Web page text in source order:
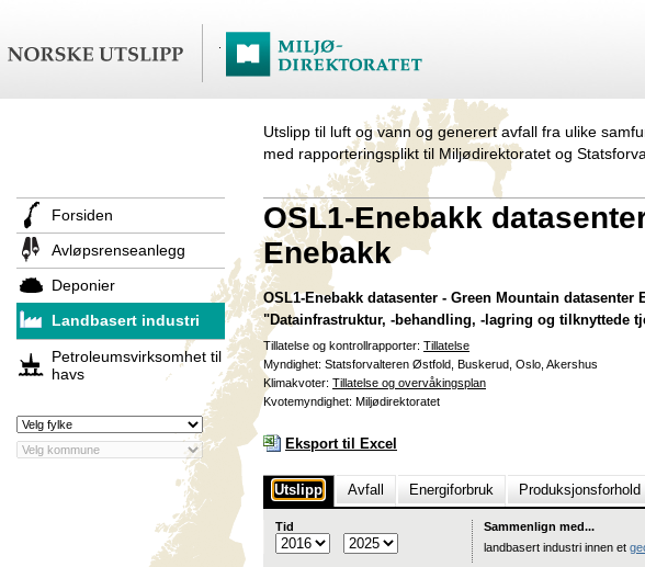
Utslipp til luft og vann og generert avfall fra ulike
med rapporteringsplikt til Miljødirektoratet og
Forsiden
Avløpsrenseanlegg
Deponier
Landbasert industri
Petroleumsvirksomhet til
havs
OSL1-Enebakk
Enebakk
OSL1-Enebakk datasenter - Green Mountain
"Datainfrastruktur, -behandling, -lagring og tilknyttede
Tillatelse og kontrollrapporter: Tillatelse
Myndighet: Statsforvalteren Østfold, Buskerud, Oslo, Akershus
Klimakvoter: Tillatelse og overvåkingsplan
Kvotemyndighet: Miljødirektoratet
Eksport til Excel
Utslipp Avfall Energiforbruk Produksjonsforhold
Tid
Sammenlign med...
landbasert industri innen et